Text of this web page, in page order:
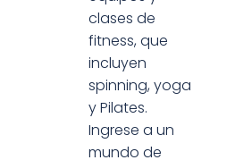
clases de
fitness, que
incluyen
spinning, yoga
y Pilates.
Ingrese a un
mundo de